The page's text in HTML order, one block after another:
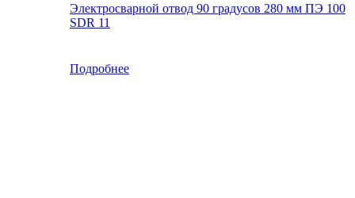
Электросварной отвод 90 градусов 280 мм ПЭ 100
SDR 11
Подробнее